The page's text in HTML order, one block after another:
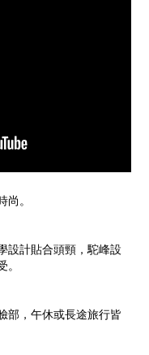
。
設計貼合頭頸，駝峰設
部，午休或長途旅行皆